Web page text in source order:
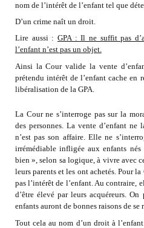
nom de l’intérêt de l’enfant tel que
D’un crime naît un droit.
Lire aussi : GPA : Il ne suffit pas
l’enfant n’est pas un objet.
Ainsi la Cour valide la vente
prétendu intérêt de l’enfant cache en
libéralisation de la GPA.
La Cour ne s’interroge pas sur la
des personnes. La vente d’enfant ne
n’est pas son affaire. Elle ne
irrémédiable infligée aux enfants
bien », selon sa logique, à vivre avec
leurs parents et les ont achetés. Pour
pas l’intérêt de l’enfant. Au contraire,
d’être élevé par leurs acquéreurs.
enfants auront de bonnes raisons de
Tout cela au nom d’un droit à